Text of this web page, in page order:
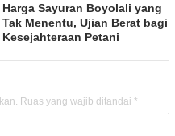
Harga Sayuran Boyolali yang
Tak Menentu, Ujian Berat bagi
Kesejahteraan Petani
Ruas yang wajib ditandai *